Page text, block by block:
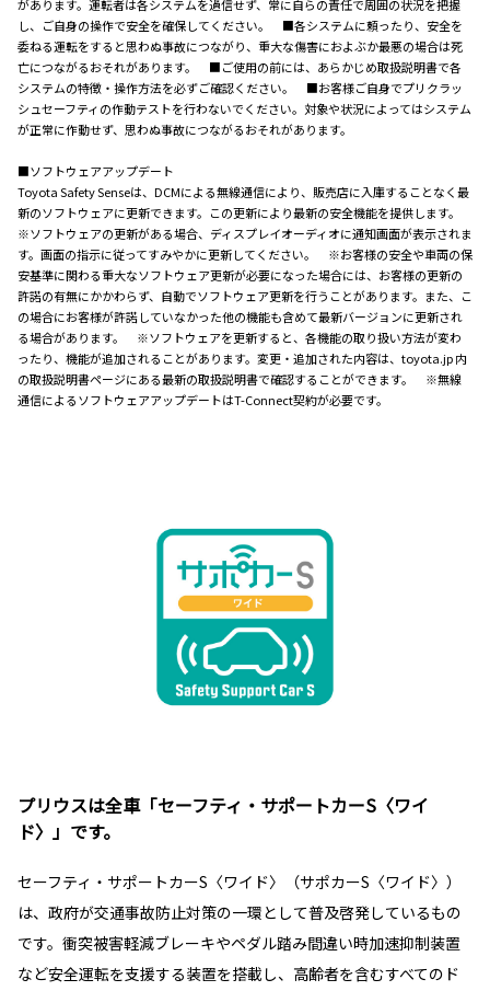
があります。運転者は各システムを過信せず、常に自らの責任で周囲の状況を把握
し、ご自身の操作で安全を確保してください。 ■各システムに頼ったり、安全を
委ねる運転をすると思わぬ事故につながり、重大な傷害におよぶか最悪の場合は死
亡につながるおそれがあります。 ■ご使用の前には、あらかじめ取扱説明書で各
システムの特徴・操作方法を必ずご確認ください。 ■お客様ご自身でプリクラッ
シュセーフティの作動テストを行わないでください。対象や状況によってはシステム
が正常に作動せず、思わぬ事故につながるおそれがあります。
■ソフトウェアアップデート
Toyota Safety Senseは、DCMによる無線通信により、販売店に入庫することなく最
新のソフトウェアに更新できます。この更新により最新の安全機能を提供します。
※ソフトウェアの更新がある場合、ディスプレイオーディオに通知画面が表示されま
す。画面の指示に従ってすみやかに更新してください。 ※お客様の安全や車両の保
安基準に関わる重大なソフトウェア更新が必要になった場合には、お客様の更新の
許諾の有無にかかわらず、自動でソフトウェア更新を行うことがあります。また、こ
の場合にお客様が許諾していなかった他の機能も含めて最新バージョンに更新され
る場合があります。 ※ソフトウェアを更新すると、各機能の取り扱い方法が変わ
ったり、機能が追加されることがあります。変更・追加された内容は、toyota.jp 内
の取扱説明書ページにある最新の取扱説明書で確認することができます。 ※無線
通信によるソフトウェアアップデートはT-Connect契約が必要です。
プリウスは全車「セーフティ・サポートカーS〈ワイ
ド〉」です。
セーフティ・サポートカーS〈ワイド〉（サポカーS〈ワイド〉）
は、政府が交通事故防止対策の一環として普及啓発しているもの
です。衝突被害軽減ブレーキやペダル踏み間違い時加速抑制装置
など安全運転を支援する装置を搭載し、高齢者を含むすべてのド